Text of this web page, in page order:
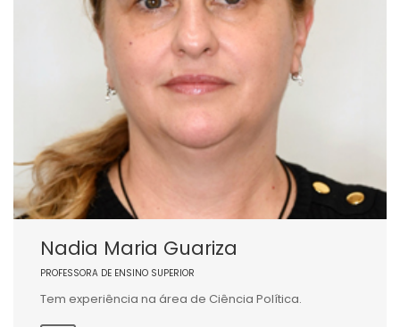
Nadia Maria Guariza
PROFESSORA DE ENSINO SUPERIOR
Tem experiência na área de Ciência Política.